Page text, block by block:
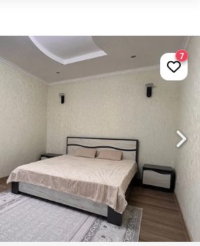
7